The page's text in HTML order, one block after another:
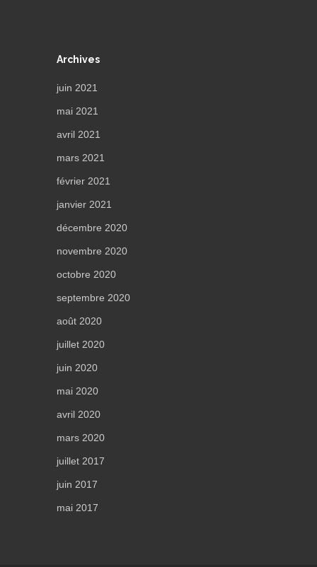
Archives
juin 2021
mai 2021
avril 2021
mars 2021
février 2021
janvier 2021
décembre 2020
novembre 2020
octobre 2020
septembre 2020
août 2020
juillet 2020
juin 2020
mai 2020
avril 2020
mars 2020
juillet 2017
juin 2017
mai 2017